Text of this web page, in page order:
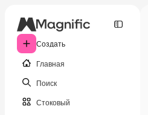
Создать
Главная
Поиск
Стоковый